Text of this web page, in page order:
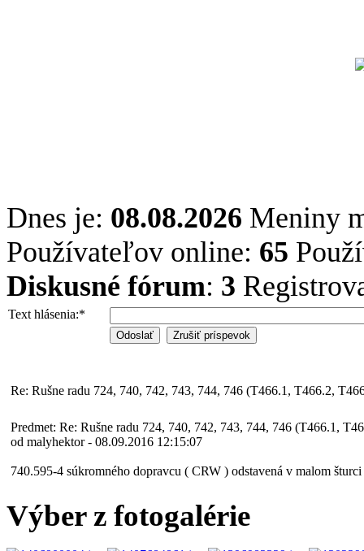
Dnes je: 08.08.2026 Meniny
Používateľov online: 65
Diskusné fórum: 3
Text hlásenia:*
Re: Rušne radu 724, 740, 742, 743, 744, 746 (T466.1, T466.2,
Predmet: Re: Rušne radu 724, 740, 742, 743, 744, 746 (T466.1,
od malyhektor - 08.09.2016 12:15:07
740.595-4 súkromného dopravcu ( CRW ) odstavená v malom
Výber z fotogalérie